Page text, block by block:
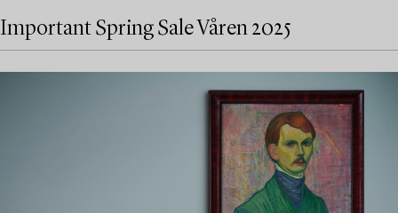
Important Spring Sale Våren 2025